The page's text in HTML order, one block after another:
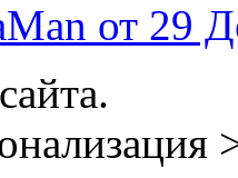
от 29